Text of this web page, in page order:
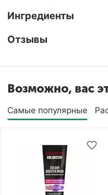
Ингредиенты
Отзывы
Возможно, вас
Самые популярные